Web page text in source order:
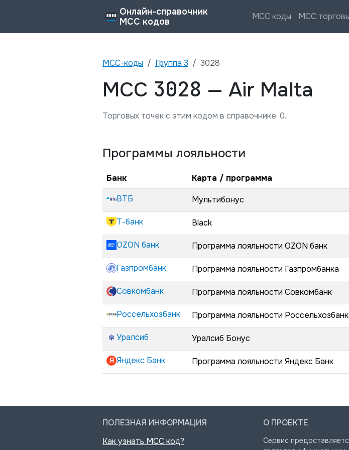
Онлайн-справочник
MCC кодов
MCC коды MCC
MCC-коды Группа 3 3028
MCC 3028 — Air Malta
Торговых точек с этим кодом в справочнике: 0.
Программы лояльности
Банк Карта / программа
ВТБ
Мультибонус
Т-банк Black
OZON банк Программа лояльности OZON банк
Газпромбанк Программа лояльности Газпромбанка
Совкомбанк Программа лояльности Совкомбанк
Россельхозбанк Программа лояльности Россельхозбанк
Уралсиб Уралсиб Бонус
Яндекс Банк Программа лояльности Яндекс Банк
ПОЛЕЗНАЯ ИНФОРМАЦИЯ
Как узнать MCC код?
О ПРОЕКТЕ
Сервис